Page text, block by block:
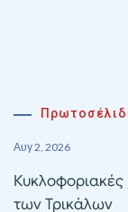
Αυγ 2, 2026
των Τρικάλων